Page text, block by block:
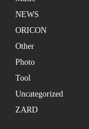
NEWS
ORICON
Other
Photo
Tool
Uncategorized
ZARD